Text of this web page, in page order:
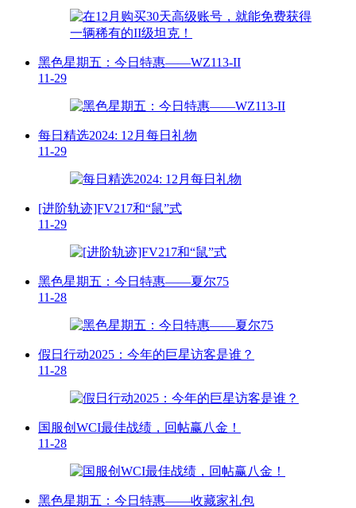
黑色星期五：今日特惠——WZ113-II
11-29
每日精选2024: 12月每日礼物
11-29
[进阶轨迹]FV217和“鼠”式
11-29
黑色星期五：今日特惠——夏尔75
11-28
假日行动2025：今年的巨星访客是谁？
11-28
国服创WCI最佳战绩，回帖赢八金！
11-28
黑色星期五：今日特惠——收藏家礼包